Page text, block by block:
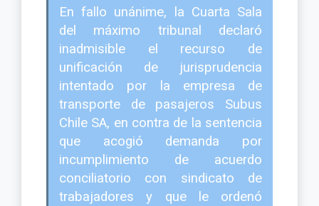
En fallo unánime, la Cuarta Sala
del máximo tribunal declaró
inadmisible el recurso de
unificación de jurisprudencia
intentado por la empresa de
transporte de pasajeros Subus
Chile SA, en contra de la sentencia
que acogió demanda por
incumplimiento de acuerdo
conciliatorio con sindicato de
trabajadores y que le ordenó